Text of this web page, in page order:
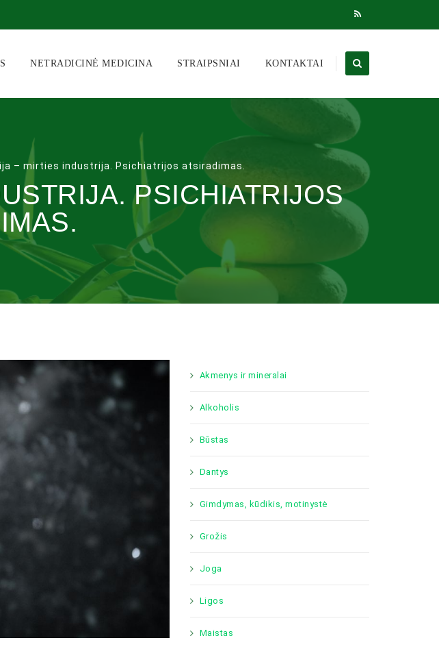
NETRADICINĖ MEDICINA STRAIPSNIAI KONTAKTAI
– mirties industrija. Psichiatrijos atsiradimas.
PSICHIATRIJOS
Akmenys ir mineralai
Alkoholis
Būstas
Dantys
Gimdymas, kūdikis, motinystė
Grožis
Joga
Ligos
Maistas